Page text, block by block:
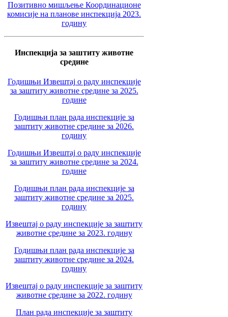
Позитивно мишљење Координационе
комисије на планове инспекција 2023.
годину
Инспекција за заштиту животне
средине
Годишњи Извештај о раду инспекције
за заштиту животне средине за 2025.
године
Годишњи план рада инспекције за
заштиту животне средине за 2026.
годину
Годишњи Извештај о раду инспекције
за заштиту животне средине за 2024.
године
Годишњи план рада инспекције за
заштиту животне средине за 2025.
годину
Извештај о раду инспекције за заштиту
животне средине за 2023. годину
Годишњи план рада инспекције за
заштиту животне средине за 2024.
годину
Извештај о раду инспекције за заштиту
животне средине за 2022. годину
План рада инспекције за заштиту